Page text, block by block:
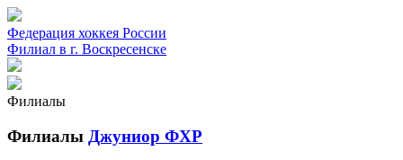
Федерация хоккея России
Филиал в г. Воскресенске
Филиалы
Филиалы Джуниор ФХР